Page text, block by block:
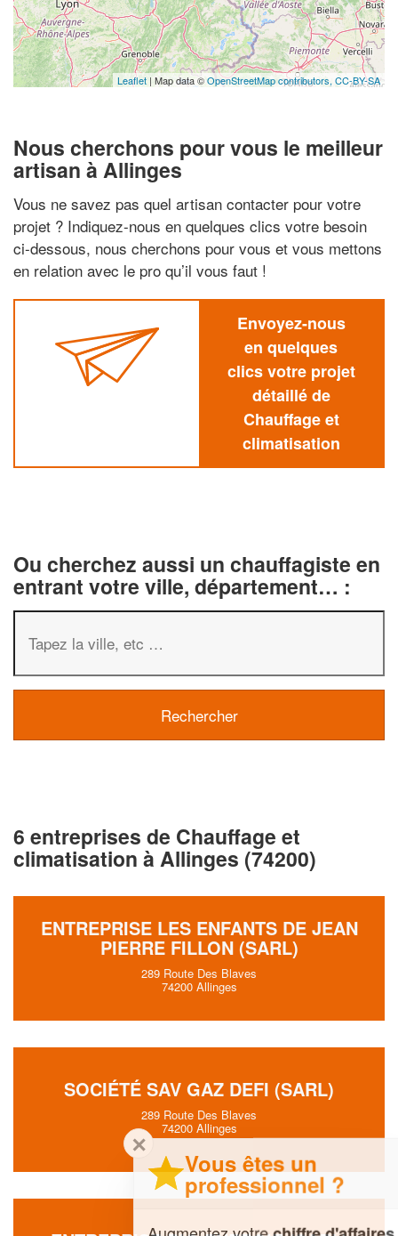
Leaflet | Map data ©OpenStreetMap contributors, CC-BY-SA
Nous cherchons pour vous le meilleur
artisan à Allinges
Vous ne savez pas quel artisan contacter pour votre
projet ? Indiquez-nous en quelques clics votre besoin
ci-dessous, nous cherchons pour vous et vous mettons
en relation avec le pro qu’il vous faut !
Envoyez-nous
en quelques
clics votre projet
détaillé de
Chauffage et
climatisation
Ou cherchez aussi un chauffagiste en
entrant votre ville, département… :
6 entreprises de Chauffage et
climatisation à Allinges (74200)
ENTREPRISE LES ENFANTS DE JEAN
PIERRE FILLON (SARL)
289 Route Des Blaves
74200 Allinges
SOCIÉTÉ SAV GAZ DEFI (SARL)
289 Route Des Blaves
74200 Allinges
Vous êtes un
professionnel ?